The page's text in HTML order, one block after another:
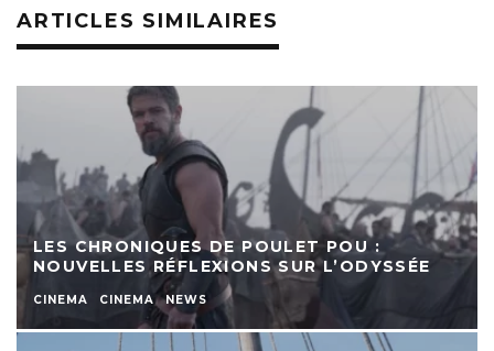
ARTICLES SIMILAIRES
LES CHRONIQUES DE POULET POU :
NOUVELLES RÉFLEXIONS SUR L’ODYSSÉE
CINEMA CINEMA NEWS